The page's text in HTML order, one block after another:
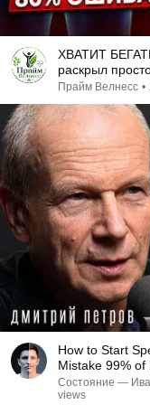
ХВАТИТ
раскрыл
пузырь
Прайм Велнесс •
How to Start
Mistake 99% of
Polyglot D...
Состояние —
views